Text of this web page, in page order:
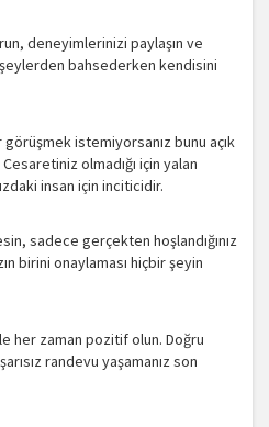
deneyimlerinizi paylaşın ve
şeylerden bahsederken kendisini
istemiyorsanız bunu açık
olmadığı için yalan
insan için inciticidir.
sadece gerçekten hoşlandığınız
birini onaylaması hiçbir şeyin
her zaman pozitif olun. Doğru
randevu yaşamanız son